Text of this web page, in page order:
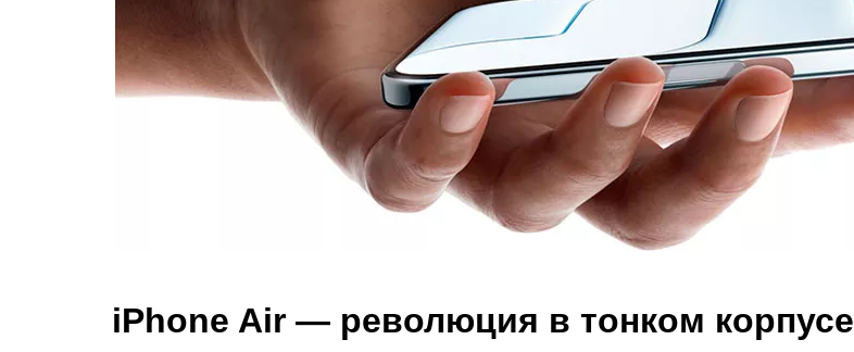
iPhone Air — революция в тонком корпусе